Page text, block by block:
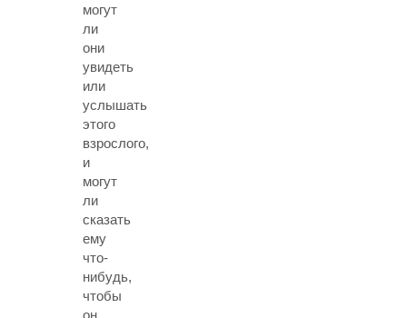
могут
ли
они
увидеть
или
услышать
этого
взрослого,
и
могут
ли
сказать
ему
что-
нибудь,
чтобы